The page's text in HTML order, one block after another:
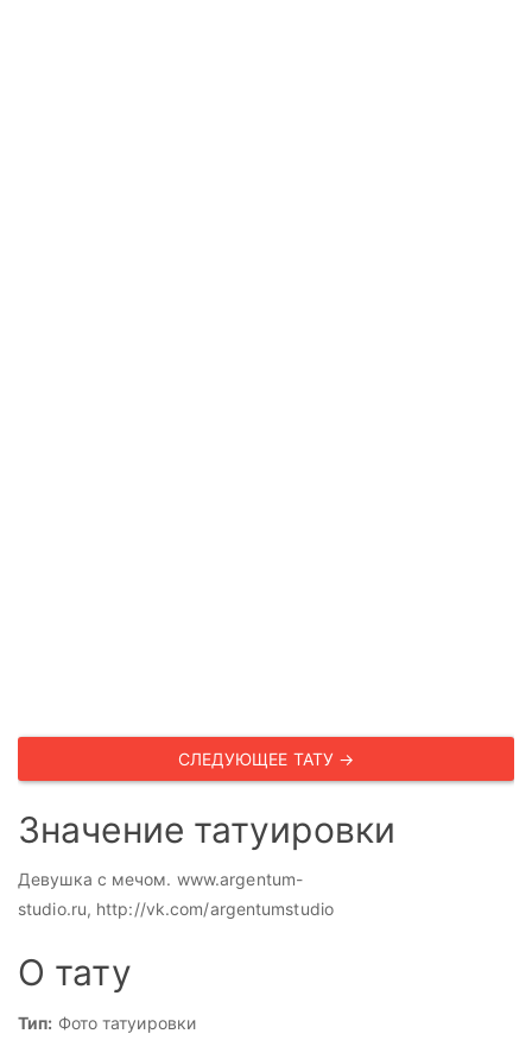
СЛЕДУЮЩЕЕ ТАТУ →
Значение татуировки
Девушка с мечом. www.argentum-
studio.ru, http://vk.com/argentumstudio
О тату
Тип: Фото татуировки